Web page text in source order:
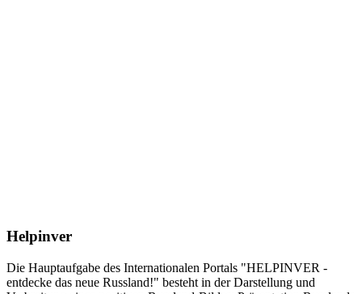
Helpinver
Die Hauptaufgabe des Internationalen Portals "HELPINVER -
entdecke das neue Russland!" besteht in der Darstellung und